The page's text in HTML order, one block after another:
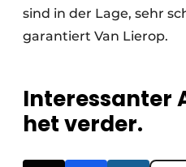
sind in der Lage, sehr
garantiert Van Lierop.
Interessanter
het verder.